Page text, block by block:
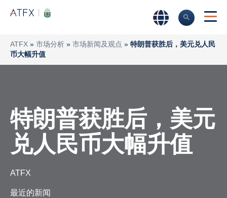
ATFX » 市场分析 » 市场新闻及观点 » 特朗普获胜后，美元兑人民
币大幅升值
特朗普获胜后，美元
兑人民币大幅升值
ATFX
最近的新闻